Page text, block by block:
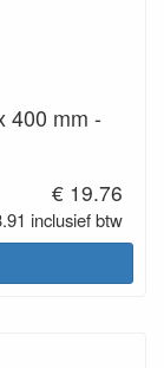
400 mm -
€ 19.76
inclusief btw